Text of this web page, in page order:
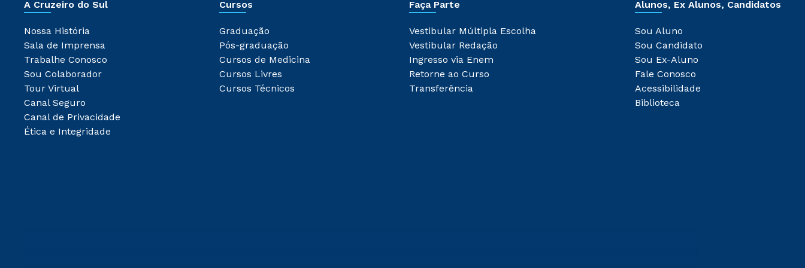
A Cruzeiro do Sul
Nossa História
Sala de Imprensa
Trabalhe Conosco
Sou Colaborador
Tour Virtual
Canal Seguro
Canal de Privacidade
Ética e Integridade
Cursos
Graduação
Pós-graduação
Cursos de Medicina
Cursos Livres
Cursos Técnicos
Faça Parte
Vestibular Múltipla Escolha
Vestibular Redação
Ingresso via Enem
Retorne ao Curso
Transferência
Alunos, Ex Alunos, Candidatos
Sou Aluno
Sou Candidato
Sou Ex-Aluno
Fale Conosco
Acessibilidade
Biblioteca